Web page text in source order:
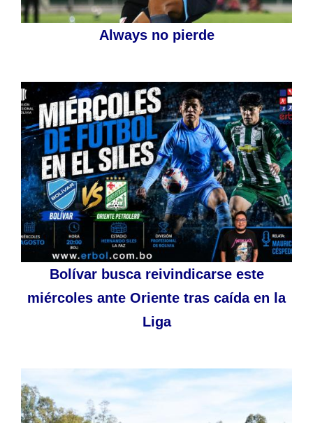
Always no pierde
Bolívar busca reivindicarse este
miércoles ante Oriente tras caída en la
Liga